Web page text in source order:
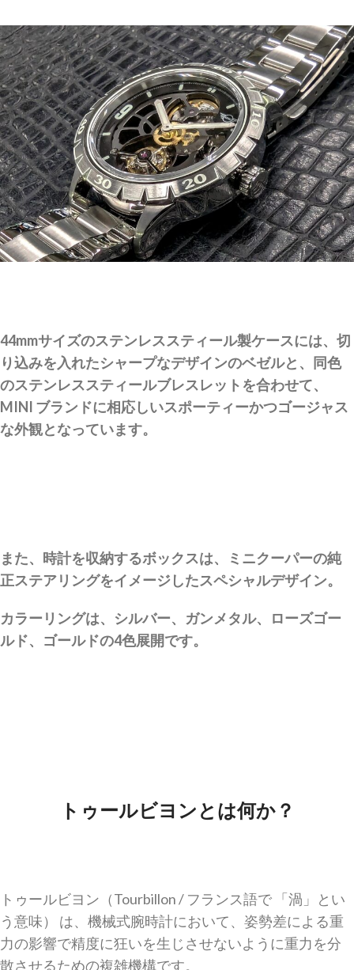
44mmサイズのステンレススティール製ケースには、切
り込みを入れたシャープなデザインのベゼルと、同色
のステンレススティールブレスレットを合わせて、
MINI ブランドに相応しいスポーティーかつゴージャス
な外観となっています。
また、時計を収納するボックスは、ミニクーパーの純
正ステアリングをイメージしたスペシャルデザイン。
カラーリングは、シルバー、ガンメタル、ローズゴー
ルド、ゴールドの4色展開です。
トゥールビヨンとは何か？
トゥールビヨン（Tourbillon / フランス語で 「渦」とい
う意味） は、機械式腕時計において、姿勢差による重
力の影響で精度に狂いを生じさせないように重力を分
散させるための複雑機構です。